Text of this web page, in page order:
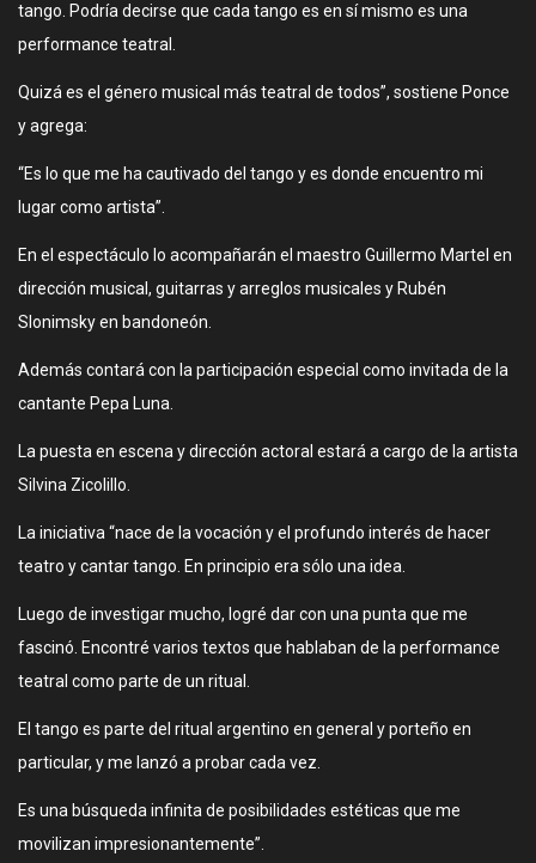
tango. Podría decirse que cada tango es en sí mismo es una
performance teatral.
Quizá es el género musical más teatral de todos”, sostiene Ponce
y agrega:
“Es lo que me ha cautivado del tango y es donde encuentro mi
lugar como artista”.
En el espectáculo lo acompañarán el maestro Guillermo Martel en
dirección musical, guitarras y arreglos musicales y Rubén
Slonimsky en bandoneón.
Además contará con la participación especial como invitada de la
cantante Pepa Luna.
La puesta en escena y dirección actoral estará a cargo de la artista
Silvina Zicolillo.
La iniciativa “nace de la vocación y el profundo interés de hacer
teatro y cantar tango. En principio era sólo una idea.
Luego de investigar mucho, logré dar con una punta que me
fascinó. Encontré varios textos que hablaban de la performance
teatral como parte de un ritual.
El tango es parte del ritual argentino en general y porteño en
particular, y me lanzó a probar cada vez.
Es una búsqueda infinita de posibilidades estéticas que me
movilizan impresionantemente”.